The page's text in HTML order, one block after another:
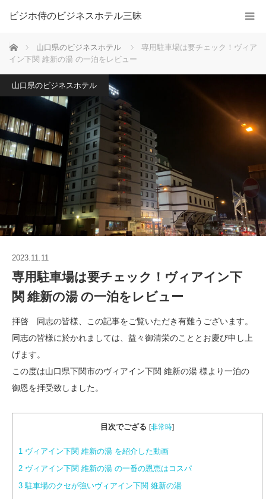
ビジホ侍のビジネスホテル三昧
ホーム 山口県のビジネスホテル
専用駐車場は要チェック！ヴィア
イン下関 維新の湯 の一泊をレビュー
山口県のビジネスホテル
2023.11.11
専用駐車場は要チェック！ヴィアイン下
関 維新の湯 の一泊をレビュー
拝啓 同志の皆様、この記事をご覧いただき有難うございます。
同志の皆様に於かれましては、益々御清栄のこととお慶び申し上
げます。
この度は山口県下関市のヴィアイン下関 維新の湯 様より一泊の
御恩を拝受致しました。
目次でござる [非常時]
1 ヴィアイン下関 維新の湯 を紹介した動画
2 ヴィアイン下関 維新の湯 の一番の恩恵はコスパ
3 駐車場のクセが強いヴィアイン下関 維新の湯